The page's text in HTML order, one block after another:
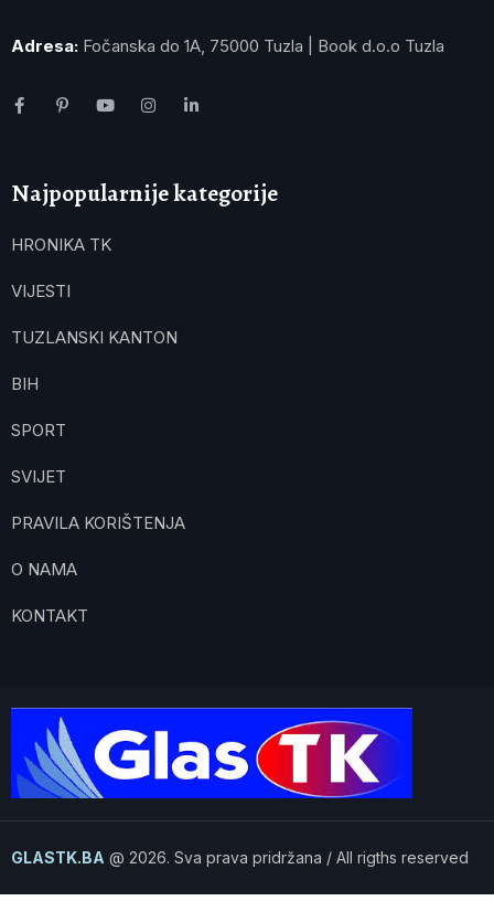
Adresa: Fočanska do 1A, 75000 Tuzla | Book d.o.o Tuzla
Najpopularnije kategorije
HRONIKA TK
VIJESTI
TUZLANSKI KANTON
BIH
SPORT
SVIJET
PRAVILA KORIŠTENJA
O NAMA
KONTAKT
GLASTK.BA @ 2026. Sva prava pridržana / All rigths reserved